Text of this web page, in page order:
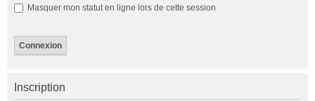
Masquer mon statut en ligne lors de cette session
Inscription